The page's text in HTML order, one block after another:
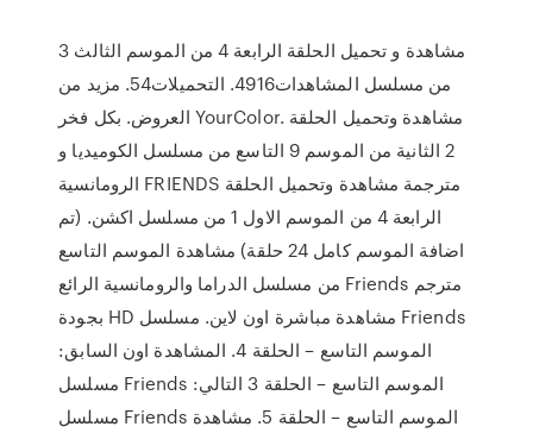
مشاهدة و تحميل الحلقة الرابعة 4 من الموسم الثالث 3
من مسلسل المشاهدات4916. التحميلات54. مزيد من
العروض. بكل فخر YourColor. مشاهدة وتحميل الحلقة
2 الثانية من الموسم 9 التاسع من مسلسل الكوميديا و
الرومانسية FRIENDS مترجمة مشاهدة وتحميل الحلقة
الرابعة 4 من الموسم الاول 1 من مسلسل اكشن. (تم
اضافة الموسم كامل 24 حلقة) مشاهدة الموسم التاسع
من مسلسل الدراما والرومانسية الرائع Friends مترجم
بجودة HD مشاهدة مباشرة اون لاين. مسلسل Friends
الموسم التاسع – الحلقة 4. المشاهدة اون السابق:
مسلسل Friends الموسم التاسع – الحلقة 3 التالي:
مسلسل Friends الموسم التاسع – الحلقة 5. مشاهدة